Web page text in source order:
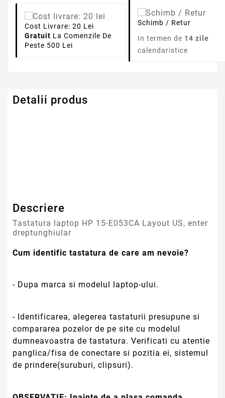
Cost Livrare: 20 Lei
Gratuit La Comenzile De
Peste 500 Lei
Schimb / Retur
In termen de 14 zile
calendaristice
Detalii produs
Descriere
Tastatura laptop HP 15-E053CA Layout US, enter
dreptunghiular
Cum identific tastatura de care am nevoie?
- Dupa marca si modelul laptop-ului.
- Identificarea, alegerea tastaturii presupune si
compararea pozelor de pe site cu modelul
dumneavoastra de tastatura. Verificati cu atentie
panglica/fisa de conectare si pozitia ei, sistemul
de prindere(suruburi, clipsuri).